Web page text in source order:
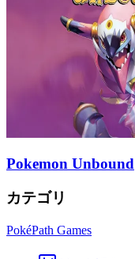
Pokemon Unbound
カテゴリ
PokéPath Games